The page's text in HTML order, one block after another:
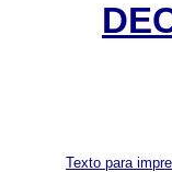
Texto para